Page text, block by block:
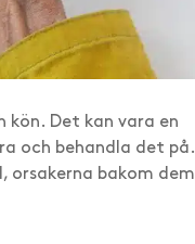
Det kan vara en
och behandla det på.
orsakerna bakom dem